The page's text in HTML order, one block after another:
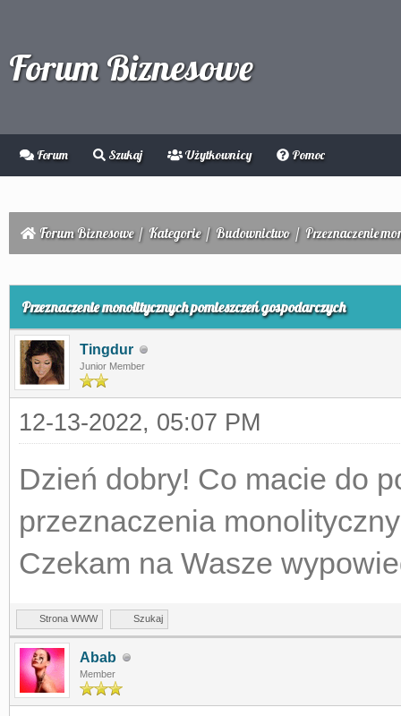
Forum Biznesowe
Forum Szukaj Użytkownicy Pomoc
Forum Biznesowe/ Kategorie/ Budownictwo / Przeznaczenie
Przeznaczenie monolitycznych pomieszczeń gospodarczych
Tingdur
Junior Member
12-13-2022, 05:07 PM
Dzień dobry! Co macie do
przeznaczenia
Czekam na Wasze
Strona WWW Szukaj
Abab
Member